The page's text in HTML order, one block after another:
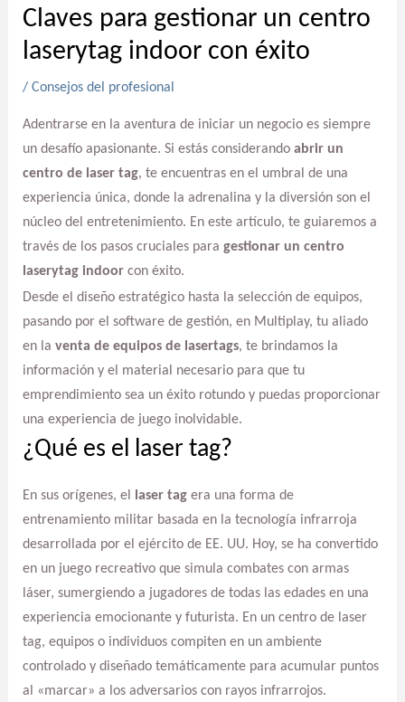
Claves para gestionar un centro
laserytag indoor con éxito
/ Consejos del profesional
Adentrarse en la aventura de iniciar un negocio es siempre
un desafío apasionante. Si estás considerando abrir un
centro de laser tag, te encuentras en el umbral de una
experiencia única, donde la adrenalina y la diversión son el
núcleo del entretenimiento. En este artículo, te guiaremos a
través de los pasos cruciales para gestionar un centro
laserytag indoorcon éxito.
Desde el diseño estratégico hasta la selección de equipos,
pasando por el software de gestión, en Multiplay, tu aliado
en la venta de equipos de lasertags, te brindamos la
información y el material necesario para que tu
emprendimiento sea un éxito rotundo y puedas proporcionar
una experiencia de juego inolvidable.
¿Qué es el laser tag?
En sus orígenes, el laser tagera una forma de
entrenamiento militar basada en la tecnología infrarroja
desarrollada por el ejército de EE. UU. Hoy, se ha convertido
en un juego recreativo que simula combates con armas
láser, sumergiendo a jugadores de todas las edades en una
experiencia emocionante y futurista. En un centro de laser
tag, equipos o individuos compiten en un ambiente
controlado y diseñado temáticamente para acumular puntos
al «marcar» a los adversarios con rayos infrarrojos.